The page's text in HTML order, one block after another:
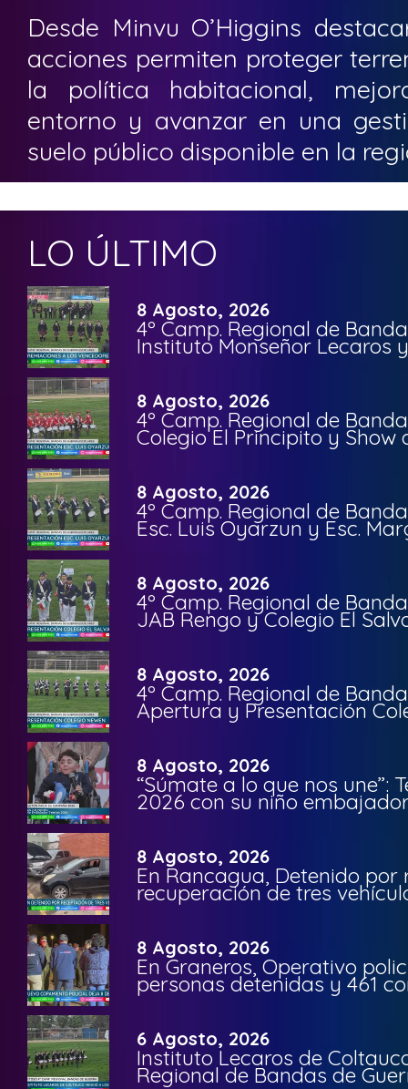
Desde Minvu O’Higgins
acciones permiten proteger
la política habitacional,
entorno y avanzar en una
suelo público disponible en la
LO ÚLTIMO
8 Agosto, 2026
4º Camp. Regional de
Instituto Monseñor Lecaros
8 Agosto, 2026
4º Camp. Regional de
Colegio El Principito y Show
8 Agosto, 2026
4º Camp. Regional de
Esc. Luis Oyarzun y Esc.
8 Agosto, 2026
4º Camp. Regional de
JAB Rengo y Colegio El
8 Agosto, 2026
4º Camp. Regional de
Apertura y Presentación
8 Agosto, 2026
“Súmate a lo que nos une”:
2026 con su niño
8 Agosto, 2026
En Rancagua, Detenido por
recuperación de tres
8 Agosto, 2026
En Graneros, Operativo
personas detenidas y 461
6 Agosto, 2026
Instituto Lecaros de
Regional de Bandas de